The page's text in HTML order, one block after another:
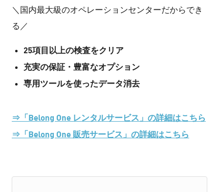
＼国内最大級のオペレーションセンターだからでき
る／
25項目以上の検査をクリア
充実の保証・豊富なオプション
専用ツールを使ったデータ消去
⇒「Belong One レンタルサービス」の詳細はこちら
⇒「Belong One 販売サービス」の詳細はこちら